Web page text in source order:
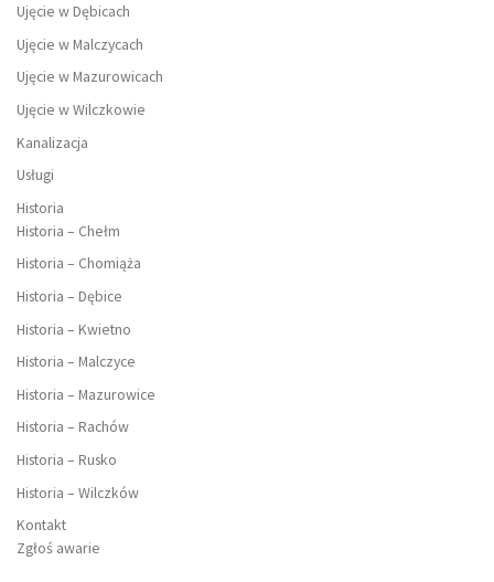
Ujęcie w Dębicach
Ujęcie w Malczycach
Ujęcie w Mazurowicach
Ujęcie w Wilczkowie
Kanalizacja
Usługi
Historia
Historia – Chełm
Historia – Chomiąża
Historia – Dębice
Historia – Kwietno
Historia – Malczyce
Historia – Mazurowice
Historia – Rachów
Historia – Rusko
Historia – Wilczków
Kontakt
Zgłoś awarie